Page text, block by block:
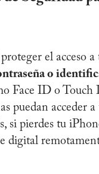
el acceso
o
Face ID o Touch
puedan acceder a
si pierdes tu
digital